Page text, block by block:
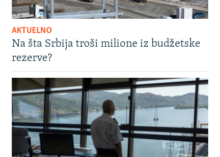
AKTUELNO
Na šta Srbija troši milione iz budžetske
rezerve?